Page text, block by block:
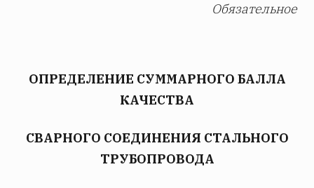
Обязательное
ОПРЕДЕЛЕНИЕ СУММАРНОГО БАЛЛА
КАЧЕСТВА
СВАРНОГО СОЕДИНЕНИЯ СТАЛЬНОГО
ТРУБОПРОВОДА